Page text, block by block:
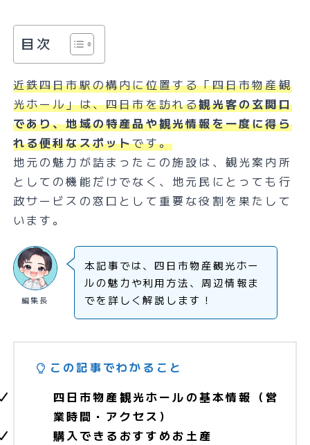
目次
近鉄四日市駅の構内に位置する「四日市物産観
光ホール」は、四日市を訪れる観光客の玄関口
であり、地域の特産品や観光情報を一度に得ら
れる便利なスポットです。
地元の魅力が詰まったこの施設は、観光案内所
としての機能だけでなく、地元民にとっても行
政サービスの窓口として重要な役割を果たして
います。
編集長
本記事では、四日市物産観光ホー
ルの魅力や利用方法、周辺情報ま
でを詳しく解説します！
この記事でわかること
四日市物産観光ホールの基本情報（営
業時間・アクセス）
購入できるおすすめお土産